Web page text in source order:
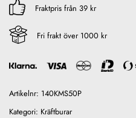
Fraktpris från 39 kr
Fri frakt över 1000 kr
Artikelnr: 140KMS50P
Kategori: Kräftburar